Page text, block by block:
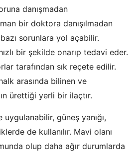
danışmadan
bir doktora danışılmadan
sorunlara yol açabilir.
bir şekilde onarıp tedavi eder.
tarafından sık reçete edilir.
arasında bilinen ve
ürettiği yerli bir ilaçtır.
güneş yanığı,
de kullanılır. Mavi olanı
olup daha ağır durumlarda